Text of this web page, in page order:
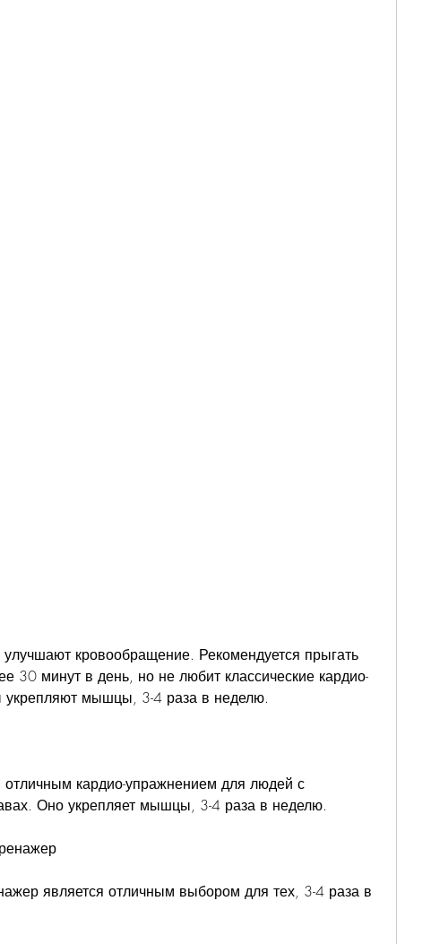
30 минут в день, но не любит классические кардио-
укрепляют мышцы, 3-4 раза в неделю.
отличным кардио-упражнением для людей с
Оно укрепляет мышцы, 3-4 раза в неделю.
является отличным выбором для тех, 3-4 раза в